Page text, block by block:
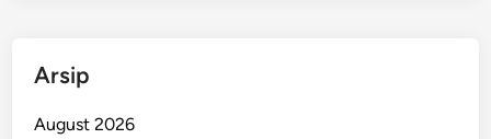
Arsip
August 2026